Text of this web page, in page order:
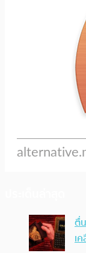
ตื่
เ